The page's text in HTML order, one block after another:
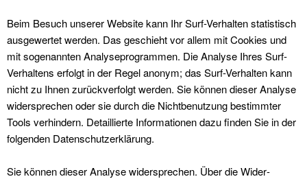
Beim Besuch unser­er Web­site kann Ihr Surf-Ver­hal­ten sta­tis­tisch
aus­gew­ertet wer­den. Das geschieht vor allem mit Cook­ies und
mit soge­nan­nten Analy­se­pro­gram­men. Die Analyse Ihres Surf-
Ver­hal­tens erfol­gt in der Regel anonym; das Surf-Ver­hal­ten kann
nicht zu Ihnen zurück­ver­fol­gt wer­den. Sie kön­nen dieser Analyse
wider­sprechen oder sie durch die Nicht­be­nutzung bes­timmter
Tools ver­hin­dern. Detail­lierte Infor­ma­tio­nen dazu find­en Sie in der
fol­gen­den Daten­schutzerk­lärung.
Sie kön­nen dieser Analyse wider­sprechen. Über die Wider­